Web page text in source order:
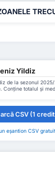
Yildiz
de la sezonul
totalul și
CSV (1
eșantion CSV